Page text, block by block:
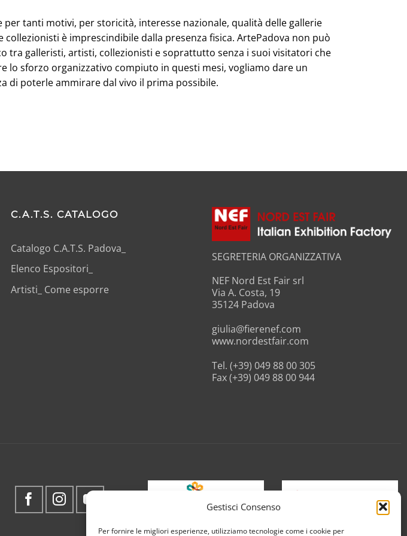
Gestisci Consenso
Per fornire le migliori esperienze, utilizziamo tecnologie come i cookie per
tanti motivi, per storicità, interesse nazionale, qualità delle gallerie
è imprescindibile dalla presenza fisica. ArtePadova non può
tra galleristi, artisti, collezionisti e soprattutto senza i suoi visitatori che
lo sforzo organizzativo compiuto in questi mesi, vogliamo dare un
di poterle ammirare dal vivo il prima possibile.
C.A.T.S. CATALOGO
Catalogo C.A.T.S. Padova_
Elenco Espositori_
Artisti_ Come esporre
SEGRETERIA ORGANIZZATIVA
NEF Nord Est Fair srl
Via A. Costa, 19
35124 Padova
giulia@fierenef.com
www.nordestfair.com
Tel. (+39) 049 88 00 305
Fax (+39) 049 88 00 944